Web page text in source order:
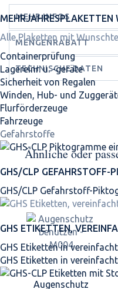
MEHRJAHRES­PLAKETTEN
Alle Plaketten mit
Containerprüfung
Lagereinr. u. -geräte
Sicherheit von Regalen
Winden, Hub- und
Flurförderzeuge
Fahrzeuge
Gefahrstoffe
GHS/CLP GEFAHRSTOFF-
GHS/CLP Gefahrstoff-
GHS ETIKETTEN,
GHS Etiketten in
GHS Etiketten in
MEHR INFOS
MENGENRABATT
TECHNISCHE DATEN
Ähnliche oder
Augenschutz